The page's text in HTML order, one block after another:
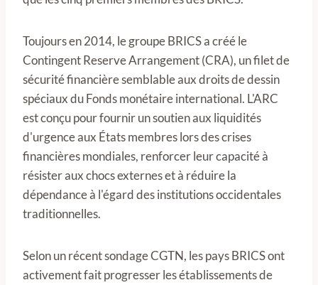
Toujours en 2014, le groupe BRICS a créé le
Contingent Reserve Arrangement (CRA), un filet de
sécurité financière semblable aux droits de dessin
spéciaux du Fonds monétaire international. L'ARC
est conçu pour fournir un soutien aux liquidités
d'urgence aux États membres lors des crises
financières mondiales, renforcer leur capacité à
résister aux chocs externes et à réduire la
dépendance à l'égard des institutions occidentales
traditionnelles.
Selon un récent sondage CGTN, les pays BRICS ont
activement fait progresser les établissements de